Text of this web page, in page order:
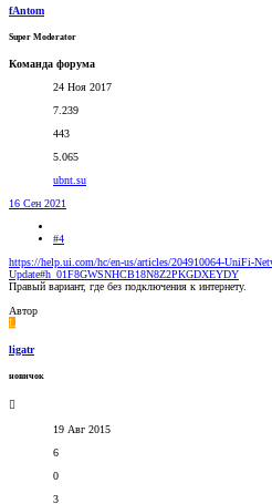
fAntom
Super Moderator
Команда форума
24 Ноя 2017
7.239
443
5.065
ubnt.su
16 Сен 2021
#4
https://help.ui.com/hc/en-us/articles/204910064-UniFi-
Update#h_01F8GWSNHCB18N8Z2PKGDXEYDY
Правый вариант, где без подключения к интернету.
Автор
L
ligatr
новичок
19 Авг 2015
6
0
3